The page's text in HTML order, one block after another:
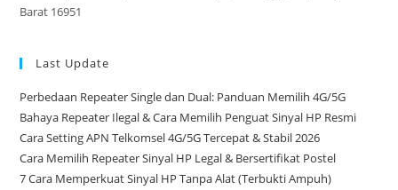
Barat 16951
Last Update
Perbedaan Repeater Single dan Dual: Panduan Memilih 4G/5G
Bahaya Repeater Ilegal & Cara Memilih Penguat Sinyal HP Resmi
Cara Setting APN Telkomsel 4G/5G Tercepat & Stabil 2026
Cara Memilih Repeater Sinyal HP Legal & Bersertifikat Postel
7 Cara Memperkuat Sinyal HP Tanpa Alat (Terbukti Ampuh)